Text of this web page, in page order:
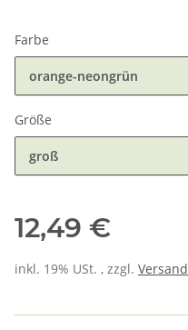
Farbe
orange-neongrün
Größe
groß
12,49 €
inkl. 19% USt. , zzgl. Versand